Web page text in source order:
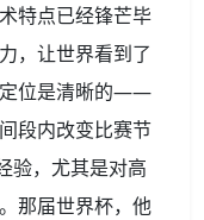
特点已经锋芒毕
，让世界看到了
定位是清晰的——
段内改变比赛节
验，尤其是对高
那届世界杯，他